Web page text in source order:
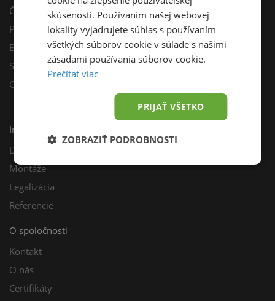
Často kladené otázky
Poradňa
Blog
Sprievodca výberom fotovoltiky
Odporúčací program
Inštalácie
Dotácie
Montáže
Legalizácia
Referencie
O spoločnosti
Kontakt
O nás
Certifikáty
skúsenosti. Používaním našej webovej
lokality vyjadrujete súhlas s používaním
všetkých súborov cookie v súlade s našimi
zásadami používania súborov cookie.
Prečítať viac
PRIJAŤ VŠETKO
ZOBRAZIŤ PODROBNOSTI